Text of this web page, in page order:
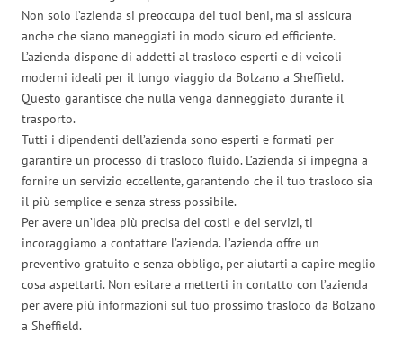
Non solo l’azienda si preoccupa dei tuoi beni, ma si assicura
anche che siano maneggiati in modo sicuro ed efficiente.
L’azienda dispone di addetti al trasloco esperti e di veicoli
moderni ideali per il lungo viaggio da Bolzano a Sheffield.
Questo garantisce che nulla venga danneggiato durante il
trasporto.
Tutti i dipendenti dell’azienda sono esperti e formati per
garantire un processo di trasloco fluido. L’azienda si impegna a
fornire un servizio eccellente, garantendo che il tuo trasloco sia
il più semplice e senza stress possibile.
Per avere un’idea più precisa dei costi e dei servizi, ti
incoraggiamo a contattare l’azienda. L’azienda offre un
preventivo gratuito e senza obbligo, per aiutarti a capire meglio
cosa aspettarti. Non esitare a metterti in contatto con l’azienda
per avere più informazioni sul tuo prossimo trasloco da Bolzano
a Sheffield.